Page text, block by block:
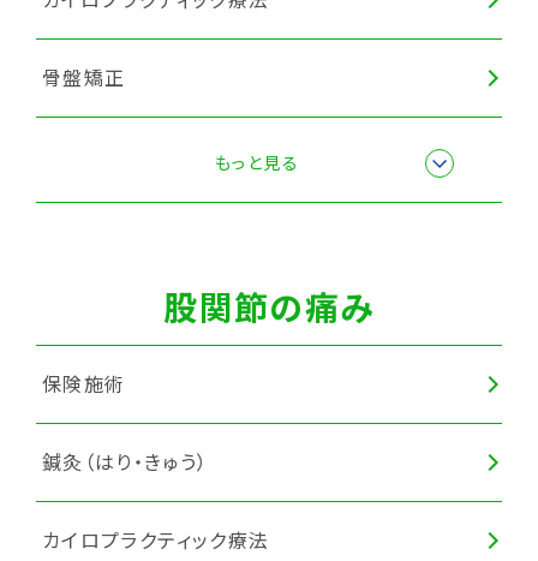
骨盤矯正
スポーツ障害・スポーツ外傷施術
もっと見る
股関節の痛み
保険施術
鍼灸（はり・きゅう）
カイロプラクティック療法